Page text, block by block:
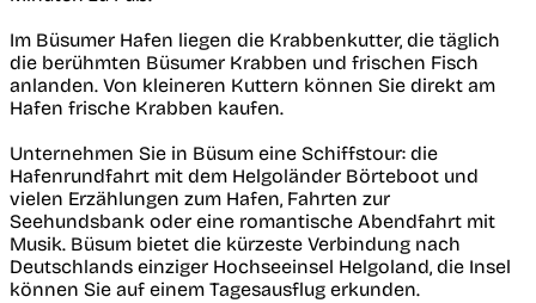
Im Büsumer Hafen liegen die Krabbenkutter, die täglich
die berühmten Büsumer Krabben und frischen Fisch
anlanden. Von kleineren Kuttern können Sie direkt am
Hafen frische Krabben kaufen.
Unternehmen Sie in Büsum eine Schiffstour: die
Hafenrundfahrt mit dem Helgoländer Börteboot und
vielen Erzählungen zum Hafen, Fahrten zur
Seehundsbank oder eine romantische Abendfahrt mit
Musik. Büsum bietet die kürzeste Verbindung nach
Deutschlands einziger Hochseeinsel Helgoland, die Insel
können Sie auf einem Tagesausflug erkunden.